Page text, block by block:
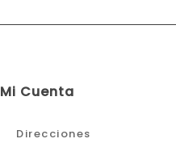
Mi Cuenta
Direcciones